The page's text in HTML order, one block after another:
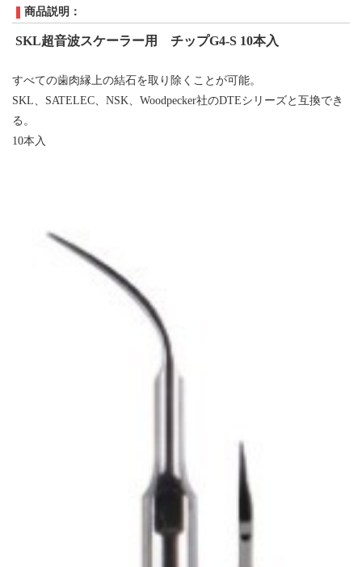
商品説明：
SKL超音波スケーラー用 チップG4-S 10本入
すべての歯肉縁上の結石を取り除くことが可能。
SKL、SATELEC、NSK、 Woodpecker社のDTEシリーズと互換でき
る 。
10本入